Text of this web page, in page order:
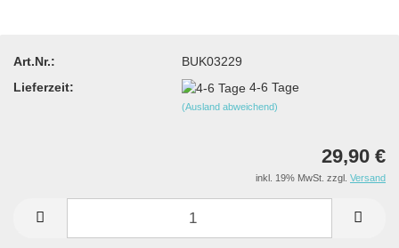
Art.Nr.:
BUK03229
Lieferzeit:
4-6 Tage
(Ausland abweichend)
29,90 €
inkl. 19% MwSt. zzgl. Versand